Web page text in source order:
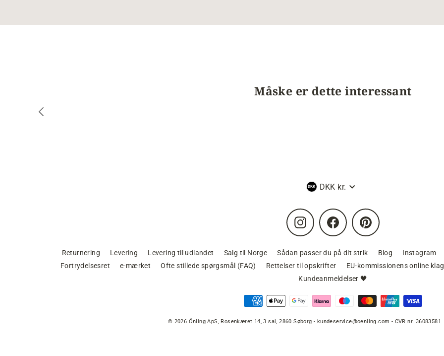
Måske er dette interessant
Valuta
DKK kr.
Instagram Facebook Pinterest
Returnering Levering Levering til udlandet Salg til Norge Sådan passer du på dit strik Blog Instagram
Fortrydelsesret
e-mærket Ofte stillede spørgsmål (FAQ) Rettelser til opskrifter EU-kommissionens online
Kundeanmeldelser 🖤
© 2026 Önling ApS, Rosenkæret 14, 3 sal, 2860 Søborg - kundeservice@oenling.com - CVR nr. 36083581